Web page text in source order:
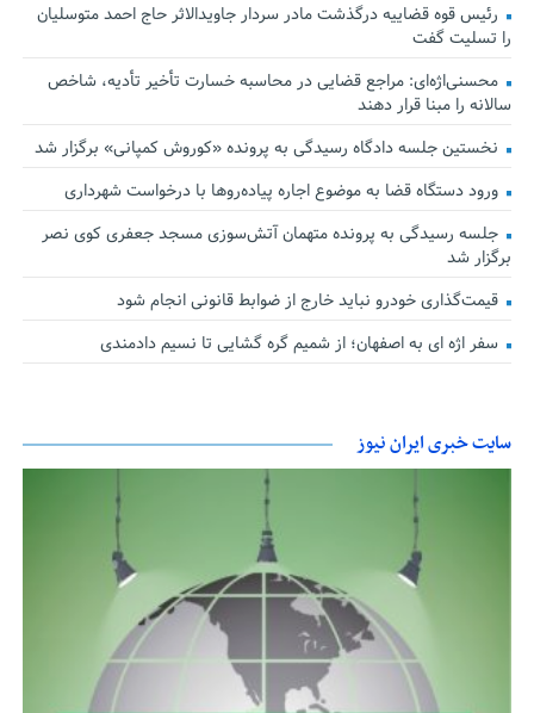
رئیس قوه قضاییه درگذشت مادر سردار جاویدالاثر حاج احمد متوسلیان
را تسلیت گفت
محسنی‌اژه‌ای: مراجع قضایی در محاسبه خسارت تأخیر تأدیه، شاخص
سالانه را مبنا قرار دهند
نخستین جلسه دادگاه رسیدگی به پرونده «کوروش کمپانی» برگزار شد
ورود دستگاه قضا به موضوع اجاره پیاده‌روها با درخواست شهرداری
جلسه رسیدگی به پرونده متهمان آتش‌سوزی مسجد جعفری کوی نصر
برگزار شد
قیمت‌گذاری خودرو نباید خارج از ضوابط قانونی انجام شود
سفر اژه ای به اصفهان؛ از شمیم گره گشایی تا نسیم دادمندی
سایت خبری ایران نیوز